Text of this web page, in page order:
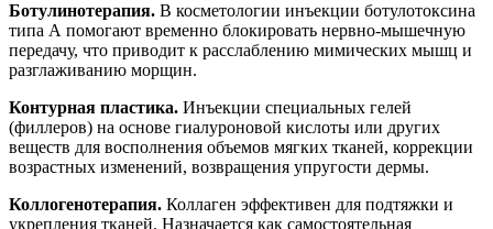
Ботулинотерапия. В косметологии инъекции ботулотоксина
типа А помогают временно блокировать нервно-мышечную
передачу, что приводит к расслаблению мимических мышц и
разглаживанию морщин.
Контурная пластика. Инъекции специальных гелей
(филлеров) на основе гиалуроновой кислоты или других
веществ для восполнения объемов мягких тканей, коррекции
возрастных изменений, возвращения упругости дермы.
Коллогенотерапия. Коллаген эффективен для подтяжки и
укрепления тканей. Назначается как самостоятельная